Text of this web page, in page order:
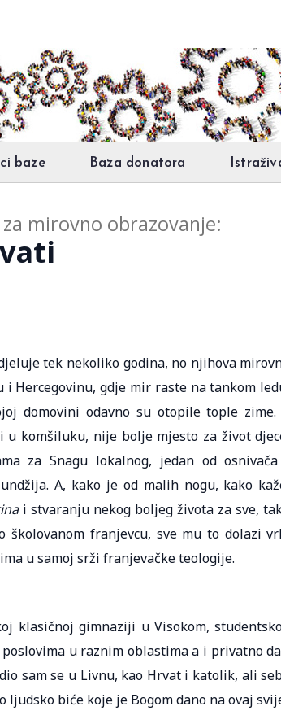
baze Baza donatora
mirovno obrazovanje:
tek nekoliko godina, no njihova
Hercegovinu, gdje mir raste na tankom
domovini odavno su otopile tople zime.
komšiluku, nije bolje mjesto za život
za Snagu lokalnog, jedan od
A, kako je od malih nogu, kako
i stvaranju nekog boljeg života za sve,
školovanom franjevcu, sve mu to dolazi
u samoj srži franjevačke teologije.
klasičnoj gimnaziji u Visokom,
u raznim oblastima a i privatno
sam se u Livnu, kao Hrvat i katolik, ali
biće koje je Bogom dano na ovaj